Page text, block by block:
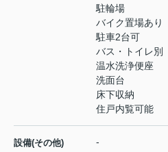
駐輪場
バイク置場あり
駐車2台可
バス・トイレ別
温水洗浄便座
洗面台
床下収納
住戸内覧可能
設備(その他) -